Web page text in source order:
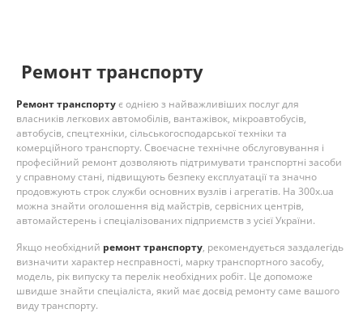
Ремонт транспорту
Ремонт транспортує однією з найважливіших послуг для
власників легкових автомобілів, вантажівок, мікроавтобусів,
автобусів, спецтехніки, сільськогосподарської техніки та
комерційного транспорту. Своєчасне технічне обслуговування і
професійний ремонт дозволяють підтримувати транспортні засоби
у справному стані, підвищують безпеку експлуатації та значно
продовжують строк служби основних вузлів і агрегатів. На 300x.ua
можна знайти оголошення від майстрів, сервісних центрів,
автомайстерень і спеціалізованих підприємств з усієї України.
Якщо необхідний ремонт транспорту, рекомендується заздалегідь
визначити характер несправності, марку транспортного засобу,
модель, рік випуску та перелік необхідних робіт. Це допоможе
швидше знайти спеціаліста, який має досвід ремонту саме вашого
виду транспорту.